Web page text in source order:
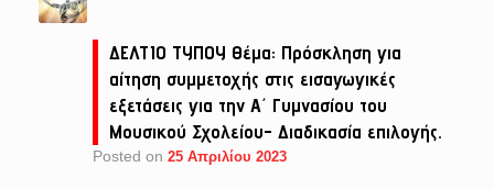
ΔΕΛΤΙΟ ΤΥΠΟΥ Θέμα: Πρόσκληση για
αίτηση συμμετοχής στις εισαγωγικές
εξετάσεις για την Α΄ Γυμνασίου του
Μουσικού Σχολείου- Διαδικασία επιλογής.
Posted on 25 Απριλίου 2023